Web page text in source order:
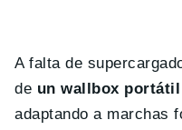
A falta de
de un wallbox portátil
adaptando a marchas